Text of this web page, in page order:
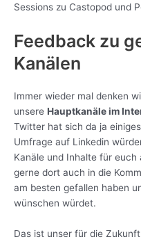
Sessions zu Castopod und
Feedback zu
Kanälen
Immer wieder mal denken
unsere Hauptkanäle im
Twitter hat sich da ja
Umfrage auf Linkedin
Kanäle und Inhalte für
gerne dort auch in die
am besten gefallen haben
wünschen würdet.
Das ist unser für die